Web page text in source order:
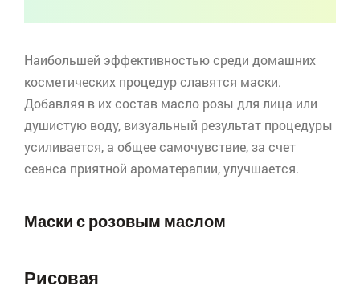
Наибольшей эффективностью среди домашних
косметических процедур славятся маски.
Добавляя в их состав масло розы для лица или
душистую воду, визуальный результат процедуры
усиливается, а общее самочувствие, за счет
сеанса приятной ароматерапии, улучшается.
Маски с розовым маслом
Рисовая